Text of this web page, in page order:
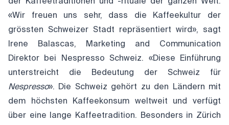
«Wir freuen uns sehr, dass die Kaffeekultur der
grössten Schweizer Stadt repräsentiert wird», sagt
Irene Balascas, Marketing and Communication
Direktor bei Nespresso Schweiz. «Diese Einführung
unterstreicht die Bedeutung der Schweiz für
Nespresso». Die Schweiz gehört zu den Ländern mit
dem höchsten Kaffeekonsum weltweit und verfügt
über eine lange Kaffeetradition. Besonders in Zürich